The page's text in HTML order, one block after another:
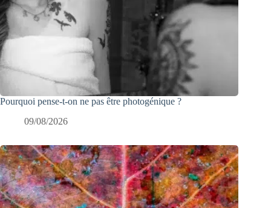
Pourquoi pense-t-on ne pas être photogénique ?
09/08/2026